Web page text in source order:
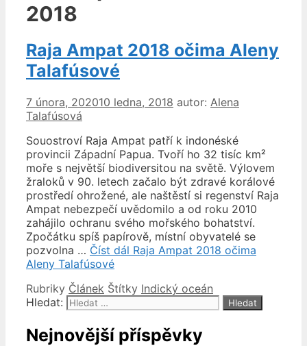
2018
Raja Ampat 2018 očima Aleny
Talafúsové
7 února, 202010 ledna, 2018 autor: Alena
Talafúsová
Souostroví Raja Ampat patří k indonéské
provincii Západní Papua. Tvoří ho 32 tisíc km²
moře s největší biodiversitou na světě. Výlovem
žraloků v 90. letech začalo být zdravé korálové
prostředí ohrožené, ale naštěstí si regenství Raja
Ampat nebezpečí uvědomilo a od roku 2010
zahájilo ochranu svého mořského bohatství.
Zpočátku spíš papírově, místní obyvatelé se
pozvolna … Číst dál Raja Ampat 2018 očima
Aleny Talafúsové
Rubriky Článek Štítky Indický oceán
Hledat:
Nejnovější příspěvky